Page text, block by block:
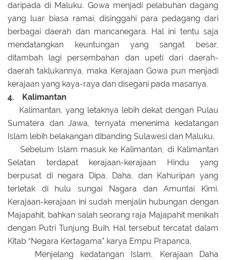
daripada di Maluku. Gowa menjadi pelabuhan dagang
yang luar biasa ramai, disinggahi para pedagang dari
berbagai daerah dan mancanegara. Hal ini tentu saja
mendatangkan keuntungan yang sangat besar,
ditambah lagi persembahan dan upeti dari daerah-
daerah taklukannya, maka Kerajaan Gowa pun menjadi
kerajaan yang kaya-raya dan disegani pada masanya.
4. Kalimantan
Kalimantan, yang letaknya lebih dekat dengan Pulau
Sumatera dan Jawa, ternyata menenima kedatangan
Islam lebih belakangan dibanding Sulawesi dan Maluku.
Sebelum Islam masuk ke Kalimantan, di Kalimantan
Selatan terdapat kerajaan-kerajaan Hindu yang
berpusat di negara Dipa, Daha, dan Kahuripan yang
terletak di hulu sungai Nagara dan Amuntai Kimi.
Kerajaan-kerajaan ini sudah menjalin hubungan dengan
Majapahit, bahkan salah seorang raja Majapahit menikah
dengan Putri Tunjung Buih. Hal tersebut tercatat dalam
Kitab “Negara Kertagama” karya Empu Prapanca.
Menjelang kedatangan Islam, Kerajaan Daha